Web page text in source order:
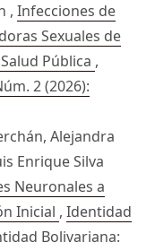
, Infecciones de
Sexuales de
Pública ,
2 (2026):
Alejandra
Enrique Silva
Neuronales a
Inicial , Identidad
Bolivariana: